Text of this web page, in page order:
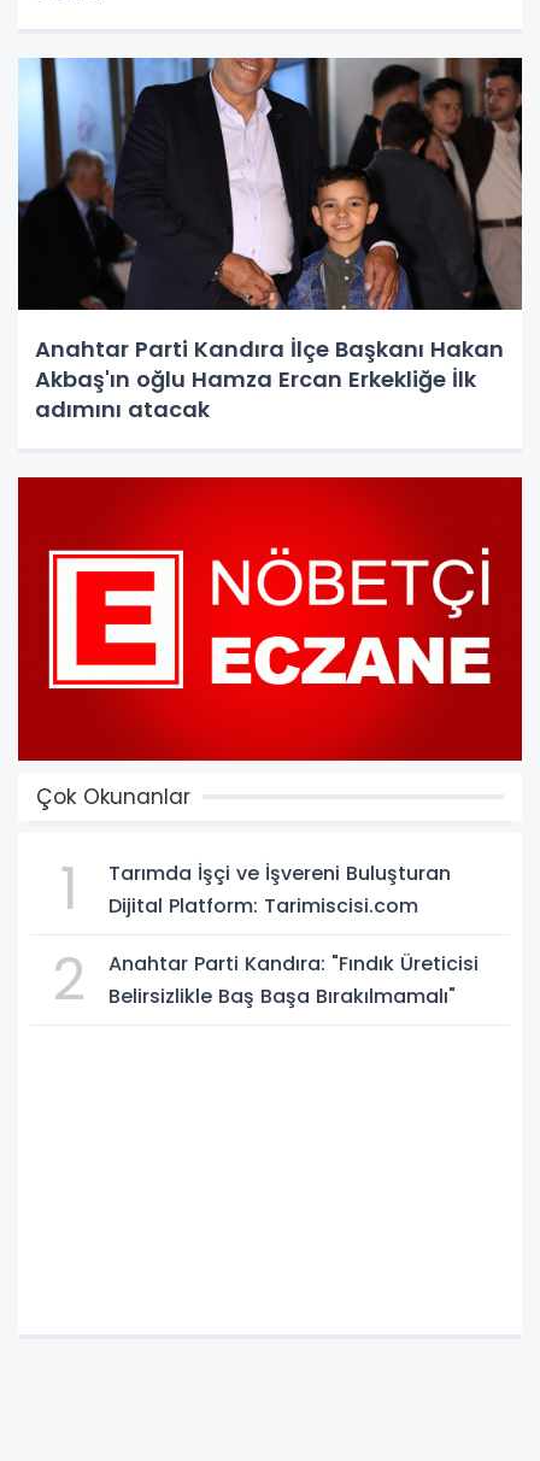
Anahtar Parti Kandıra İlçe Başkanı Hakan
Akbaş'ın oğlu Hamza Ercan Erkekliğe İlk
adımını atacak
Çok Okunanlar
1
Tarımda İşçi ve İşvereni Buluşturan
Dijital Platform: Tarimiscisi.com
2
Anahtar Parti Kandıra: "Fındık Üreticisi
Belirsizlikle Baş Başa Bırakılmamalı"